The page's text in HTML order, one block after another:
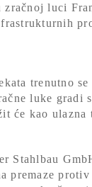
luci
trenutno
luke gradi
će kao ulazna
Stahlbau
premaze